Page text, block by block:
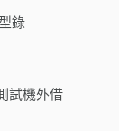
錄
試機外借